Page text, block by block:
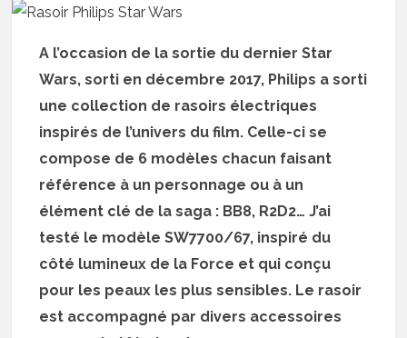
A l’occasion de la sortie du dernier Star
Wars, sorti en décembre 2017, Philips a sorti
une collection de rasoirs électriques
inspirés de l’univers du film. Celle-ci se
compose de 6 modèles chacun faisant
référence à un personnage ou à un
élément clé de la saga : BB8, R2D2… J’ai
testé le modèle SW7700/67, inspiré du
côté lumineux de la Force et qui conçu
pour les peaux les plus sensibles. Le rasoir
est accompagné par divers accessoires